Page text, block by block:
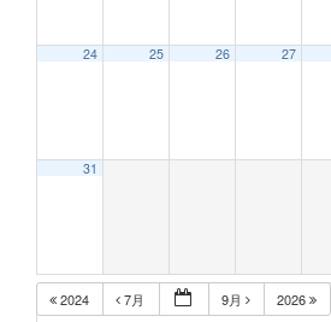
24 25 26 27
31
2024 7月 9月 2026
2:00 AM